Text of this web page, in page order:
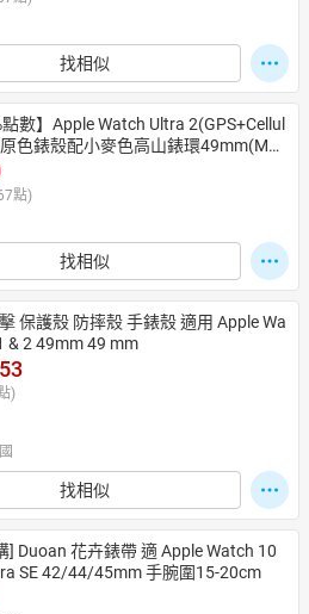
單唷
找相似
點數】Apple Watch Ultra 2(GPS+Cellul
色錶殼配小麥色高山錶環49mm(MX4
品未拆未使用可以7天內申請退貨,退貨
負擔 如果拆封使用只能走維修保固,您
唷
點)
找相似
保護殼 防摔殼 手錶殼 適用 Apple Wa
& 2 49mm 49 mm
)
找相似
] Duoan 花卉錶帶 適 Apple Watch 10
SE 42/44/45mm 手腕圍15-20cm